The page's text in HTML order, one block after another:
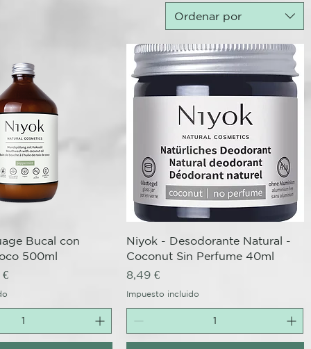
Ordenar por
rápida
Bucal con
500ml
de oferta
€
Vista rápida
Niyok - Desodorante Natural -
Coconut Sin Perfume 40ml
Precio
8,49 €
Impuesto incluido